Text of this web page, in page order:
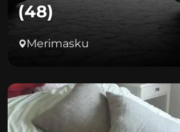
(48)
Merimasku